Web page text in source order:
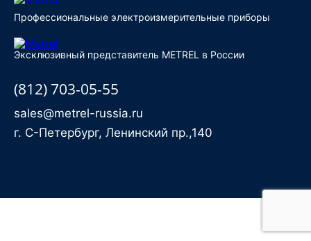
Профессиональные электроизмерительные приборы
Эксклюзивный представитель METREL в России
(812) 703-05-55
sales@metrel-russia.ru
г. С-Петербург, Ленинский пр.,140